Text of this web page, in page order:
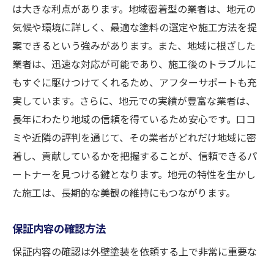
は大きな利点があります。地域密着型の業者は、地元の
気候や環境に詳しく、最適な塗料の選定や施工方法を提
案できるという強みがあります。また、地域に根ざした
業者は、迅速な対応が可能であり、施工後のトラブルに
もすぐに駆けつけてくれるため、アフターサポートも充
実しています。さらに、地元での実績が豊富な業者は、
長年にわたり地域の信頼を得ているため安心です。口コ
ミや近隣の評判を通じて、その業者がどれだけ地域に密
着し、貢献しているかを把握することが、信頼できるパ
ートナーを見つける鍵となります。地元の特性を生かし
た施工は、長期的な美観の維持にもつながります。
保証内容の確認方法
保証内容の確認は外壁塗装を依頼する上で非常に重要な